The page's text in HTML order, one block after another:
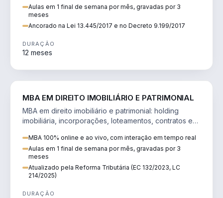
Aulas em 1 final de semana por mês, gravadas por 3
meses
Ancorado na Lei 13.445/2017 e no Decreto 9.199/2017
DURAÇÃO
12 meses
MBA EM DIREITO IMOBILIÁRIO E PATRIMONIAL
MBA em direito imobiliário e patrimonial: holding
imobiliária, incorporações, loteamentos, contratos e
MBA 100% online e ao vivo, com interação em tempo real
Aulas em 1 final de semana por mês, gravadas por 3
meses
Atualizado pela Reforma Tributária (EC 132/2023, LC
214/2025)
DURAÇÃO